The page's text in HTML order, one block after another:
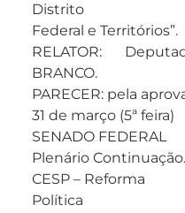
Distrito
Federal e Territórios”.
RELATOR:
BRANCO.
PARECER: pela
31 de março (5ª feira)
SENADO FEDERAL
Plenário Continuação.
CESP – Reforma
Política